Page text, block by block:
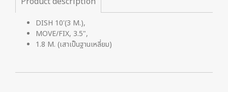
DISH 10'(3 M.),
MOVE/FIX, 3.5",
1.8 M. (เสาเป็นฐานเหลี่ยม)